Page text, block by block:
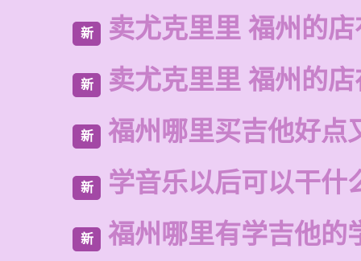
新 卖尤克里里 福州的
新 卖尤克里里 福州的
新 福州哪里买吉他好点
新 学音乐以后可以干什
新 福州哪里有学吉他的